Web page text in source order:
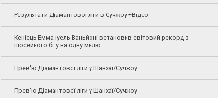
Результати Діамантової ліги в Сучжоу +Відео
Кенієць Еммануель Ваньйоні встановив світовий рекорд з
шосейного бігу на одну милю
Прев'ю Діамантової ліги у Шанхаї/Сучжоу
Прев'ю Діамантової ліги у Шанхаї/Сучжоу